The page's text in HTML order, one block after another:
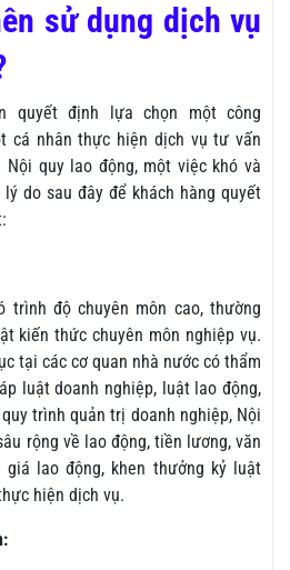
sử dụng dịch vụ
quyết định lựa chọn một công
cá nhân thực hiện dịch vụ tư vấn
quy lao động, một việc khó và
do sau đây để khách hàng quyết
trình độ chuyên môn cao, thường
kiến thức chuyên môn nghiệp vụ.
tại các cơ quan nhà nước có thẩm
luật doanh nghiệp, luật lao động,
trình quản trị doanh nghiệp, Nội
rộng về lao động, tiền lương, văn
giá lao động, khen thưởng kỷ luật
hiện dịch vụ.